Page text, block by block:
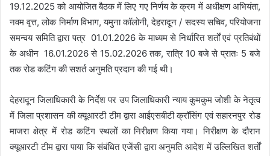
19.12.2025 को आयोजित बैठक में लिए गए निर्णय के क्रम में अधीक्षण अभियंता,
नवम वृत्त, लोक निर्माण विभाग, यमुना कॉलोनी, देहरादून / सदस्य सचिव, परियोजना
समन्वय समिति द्वारा पत्र 01.01.2026 के माध्यम से निर्धारित शर्तों एवं प्रतिबंधों
के अधीन 16.01.2026 से 15.02.2026 तक, रात्रि 10 बजे से प्रातः 5 बजे
तक रोड कटिंग की सशर्त अनुमति प्रदान की गई थी।
देहरादून जिलाधिकारी के निर्देश पर उप जिलाधिकारी न्याय कुमकुम जोशी के नेतृत्व
में जिला प्रशासन की क्यूआरटी टीम द्वारा आईएसबीटी क्रॉसिंग एवं सहारनपुर रोड
माजरा क्षेत्र में रोड कटिंग स्थलों का निरीक्षण किया गया। निरीक्षण के दौरान
क्यूआरटी टीम द्वारा पाया कि संबंधित एजेंसी द्वारा अनुमति आदेश में उल्लिखित शर्तों